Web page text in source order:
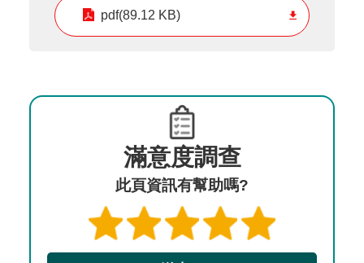
pdf(89.12 KB)
滿意度調查
此頁資訊有幫助嗎?